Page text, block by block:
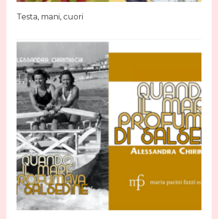
Testa, mani, cuori